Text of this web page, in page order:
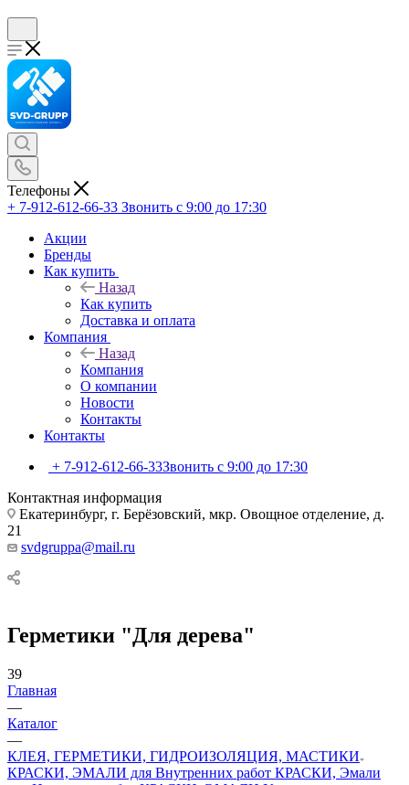
Телефоны
+ 7-912-612-66-33 Звонить с 9:00 до 17:30
Акции
Бренды
Как купить
Назад
Как купить
Доставка и оплата
Компания
Назад
Компания
О компании
Новости
Контакты
Контакты
+ 7-912-612-66-33Звонить с 9:00 до 17:30
Контактная информация
Екатеринбург, г. Берёзовский, мкр. Овощное отделение, д.
21
svdgruppa@mail.ru
Герметики "Для дерева"
39
Главная
—
Каталог
—
КЛЕЯ, ГЕРМЕТИКИ, ГИДРОИЗОЛЯЦИЯ, МАСТИКИ
КРАСКИ, ЭМАЛИ для Внутренних работ КРАСКИ, Эмали